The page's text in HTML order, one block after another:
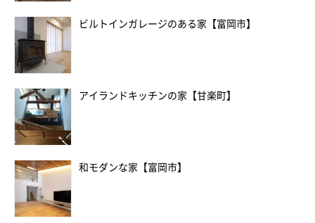
ビルトインガレージのある家【富岡市】
アイランドキッチンの家【甘楽町】
和モダンな家【富岡市】